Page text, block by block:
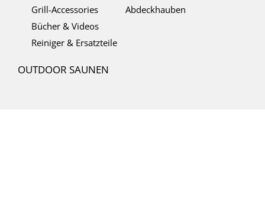
Grill-Accessories
Abdeckhauben
Bücher & Videos
Reiniger & Ersatzteile
OUTDOOR SAUNEN